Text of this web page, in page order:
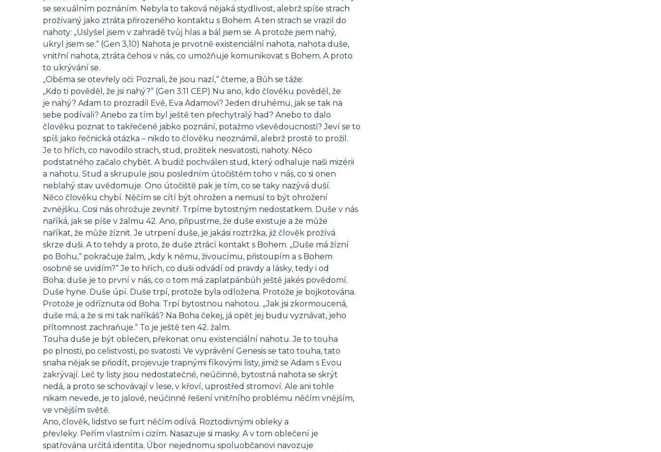
se sexuálním poznáním. Nebyla to taková nějaká stydlivost, alebrž spíše strach
prožívaný jako ztráta přirozeného kontaktu s Bohem. A ten strach se vrazil do
nahoty: „Uslyšel jsem v zahradě tvůj hlas a bál jsem se. A protože jsem nahý,
ukryl jsem se.“ (Gen 3,10) Nahota je prvotně existenciální nahota, nahota duše,
vnitřní nahota, ztráta čehosi v nás, co umožňuje komunikovat s Bohem. A proto
to ukrývání se.
„Oběma se otevřely oči: Poznali, že jsou nazí,“ čteme, a Bůh se táže:
„Kdo ti pověděl, že jsi nahý?“ (Gen 3:11 CEP) Nu ano, kdo člověku pověděl, že
je nahý? Adam to prozradil Evě, Eva Adamovi? Jeden druhému, jak se tak na
sebe podívali? Anebo za tím byl ještě ten přechytralý had? Anebo to dalo
člověku poznat to takřečené jabko poznání, potažmo vševědoucnosti? Jeví se to
spíš jako řečnická otázka – nikdo to člověku neoznámil, alebrž prostě to prožil.
Je to hřích, co navodilo strach, stud, prožitek nesvatosti, nahoty. Něco
podstatného začalo chybět. A budiž pochválen stud, který odhaluje naši mizérii
a nahotu. Stud a skrupule jsou posledním útočištěm toho v nás, co si onen
neblahý stav uvědomuje. Ono útočiště pak je tím, co se taky nazývá duší.
Něco člověku chybí. Něčím se cítí být ohrožen a nemusí to být ohrožení
zvnějšku. Cosi nás ohrožuje zevnitř. Trpíme bytostným nedostatkem. Duše v nás
naříká, jak se píše v žalmu 42. Ano, připusťme, že duše existuje a že může
naříkat, že může žíznit. Je utrpení duše, je jakási roztržka, již člověk prožívá
skrze duši. A to tehdy a proto, že duše ztrácí kontakt s Bohem. „Duše má žízní
po Bohu,“ pokračuje žalm, „kdy k němu, živoucímu, přistoupím a s Bohem
osobně se uvidím?“ Je to hřích, co duši odvádí od pravdy a lásky, tedy i od
Boha; duše je to první v nás, co o tom má zaplaťpánbůh ještě jakés povědomí.
Duše hyne. Duše úpí. Duše trpí, protože byla odložena. Protože je bojkotována.
Protože je odříznuta od Boha. Trpí bytostnou nahotou. „Jak jsi zkormoucená,
duše má, a že si mi tak naříkáš? Na Boha čekej, já opět jej budu vyznávat, jeho
přítomnost zachraňuje.“ To je ještě ten 42. žalm.
Touha duše je být oblečen, překonat onu existenciální nahotu. Je to touha
po plnosti, po celistvosti, po svatosti. Ve vyprávění Genesis se tato touha, tato
snaha nějak se přiodít, projevuje trapnými fíkovými listy, jimiž se Adam s Evou
zakrývají. Leč ty listy jsou nedostatečné, neúčinné, bytostná nahota se skrýt
nedá, a proto se schovávají v lese, v křoví, uprostřed stromoví. Ale ani tohle
nikam nevede, je to jalové, neúčinné řešení vnitřního problému něčím vnějším,
ve vnějším světě.
Ano, člověk, lidstvo se furt něčím odívá. Roztodivnými obleky a
převleky. Peřím vlastním i cizím. Nasazuje si masky. A v tom oblečení je
spatřována určitá identita. Úbor nejednomu spoluobčanovi navozuje